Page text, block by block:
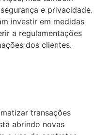
e privacidade.
investir em medidas
a regulamentações
dos clientes.
transações
abrindo novas